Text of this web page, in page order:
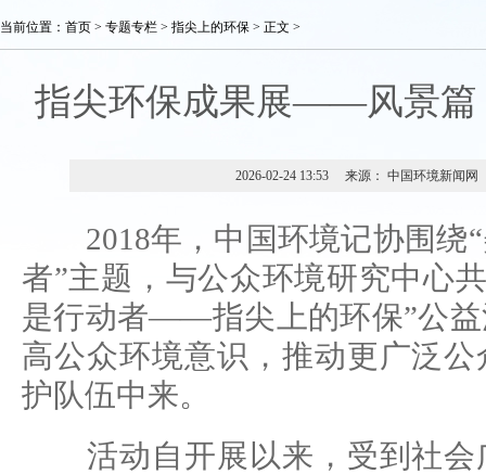
当前位置： 首页 > 专题专栏 > 指尖上的环保 > 正文 >
指尖环保成果展——风景篇
2026-02-24 13:53 来源： 中国环境新闻网
2018年，中国环境记协围绕“
者”主题，与公众环境研究中心
是行动者——指尖上的环保”公益
高公众环境意识，推动更广泛
护队伍中来。
活动自开展以来，受到社会